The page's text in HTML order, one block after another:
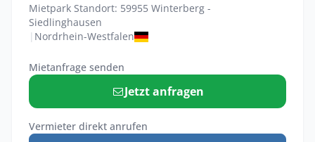
Mietpark Standort: 59955 Winterberg -
Siedlinghausen
| Nordrhein-Westfalen
Mietanfrage senden
Jetzt anfragen
Vermieter direkt anrufen